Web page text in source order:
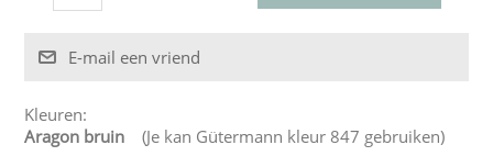
Kleuren:
Aragon bruin (Je kan Gütermann kleur 847 gebruiken)